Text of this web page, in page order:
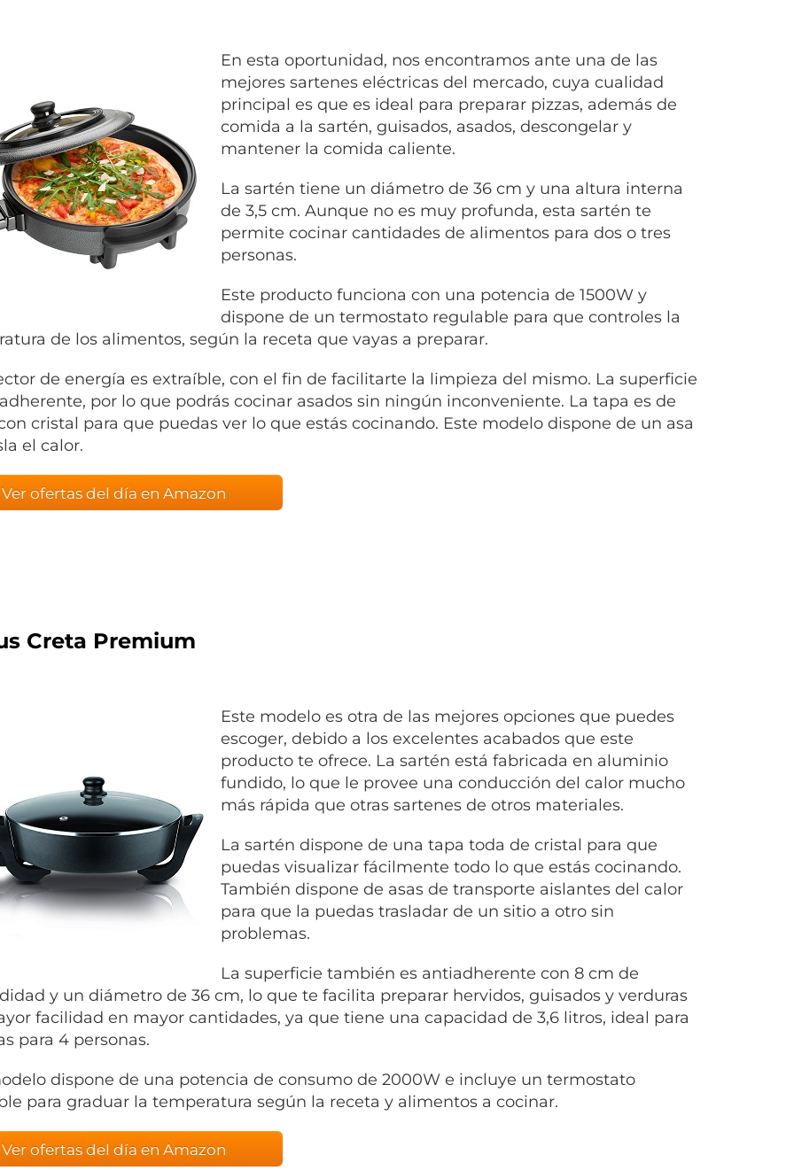
En esta oportunidad, nos encontramos ante una de las
mejores sartenes eléctricas del mercado, cuya cualidad
principal es que es ideal para preparar pizzas, además de
comida a la sartén, guisados, asados, descongelar y
mantener la comida caliente.
La sartén tiene un diámetro de 36 cm y una altura interna
de 3,5 cm. Aunque no es muy profunda, esta sartén te
permite cocinar cantidades de alimentos para dos o tres
personas.
Este producto funciona con una potencia de 1500W y
dispone de un termostato regulable para que controles la
de los alimentos, según la receta que vayas a preparar.
de energía es extraíble, con el fin de facilitarte la limpieza del mismo. La superficie
por lo que podrás cocinar asados sin ningún inconveniente. La tapa es de
cristal para que puedas ver lo que estás cocinando. Este modelo dispone de un asa
el calor.
Ver ofertas del día en Amazon
Creta Premium
Este modelo es otra de las mejores opciones que puedes
escoger, debido a los excelentes acabados que este
producto te ofrece. La sartén está fabricada en aluminio
fundido, lo que le provee una conducción del calor mucho
más rápida que otras sartenes de otros materiales.
La sartén dispone de una tapa toda de cristal para que
puedas visualizar fácilmente todo lo que estás cocinando.
También dispone de asas de transporte aislantes del calor
para que la puedas trasladar de un sitio a otro sin
problemas.
La superficie también es antiadherente con 8 cm de
y un diámetro de 36 cm, lo que te facilita preparar hervidos, guisados y verduras
facilidad en mayor cantidades, ya que tiene una capacidad de 3,6 litros, ideal para
para 4 personas.
dispone de una potencia de consumo de 2000W e incluye un termostato
para graduar la temperatura según la receta y alimentos a cocinar.
Ver ofertas del día en Amazon